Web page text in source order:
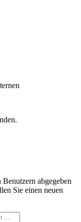
abgegeben
Sie einen neuen